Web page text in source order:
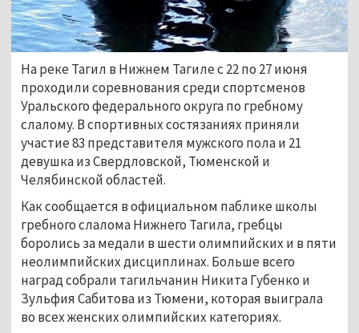
На реке Тагил в Нижнем Тагиле с 22 по 27 июня
проходили соревнования среди спортсменов
Уральского федерального округа по гребному
слалому. В спортивных состязаниях приняли
участие 83 представителя мужского пола и 21
девушка из Свердловской, Тюменской и
Челябинской областей.
Как сообщается в официальном паблике школы
гребного слалома Нижнего Тагила, гребцы
боролись за медали в шести олимпийских и в пяти
неолимпийских дисциплинах. Больше всего
наград собрали тагильчанин Никита Губенко и
Зульфия Сабитова из Тюмени, которая выиграла
во всех женских олимпийских категориях.